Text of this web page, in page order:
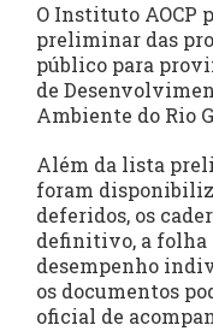
O Instituto AOCP
preliminar das
público para
de
Ambiente do Rio
Além da lista
foram
deferidos, os
definitivo, a folha
desempenho
os documentos
oficial de